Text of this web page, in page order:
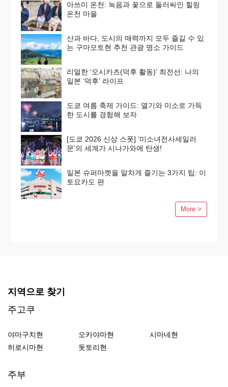
아쓰미 온천: 녹음과 꽃으로 둘러싸인 힐링
온천 마을
산과 바다, 도시의 매력까지 모두 즐길 수 있
는 구마모토현 추천 관광 명소 가이드
리얼한 ‘오시카츠(덕후 활동)’ 최전선: 나의
일본 ‘덕후’ 라이프
도쿄 여름 축제 가이드: 열기와 미소로 가득
한 도시를 경험해 보자
[도쿄 2026 신상 스폿] ‘미소녀전사세일러
문’의 세계가 시나가와에 탄생!
일본 슈퍼마켓을 알차게 즐기는 3가지 팁: 이
토요카도 편
More >
지역으로 찾기
주고쿠
야마구치현 오카야마현
시마네현
히로시마현
돗토리현
주부